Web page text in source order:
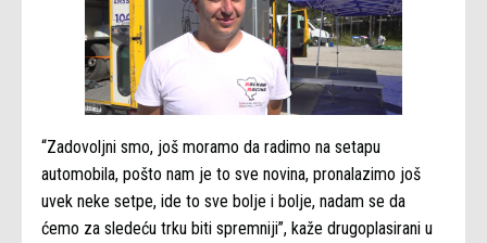
“Zadovoljni smo, još moramo da radimo na setapu
automobila, pošto nam je to sve novina, pronalazimo još
uvek neke setpe, ide to sve bolje i bolje, nadam se da
ćemo za sledeću trku biti spremniji”, kaže drugoplasirani u